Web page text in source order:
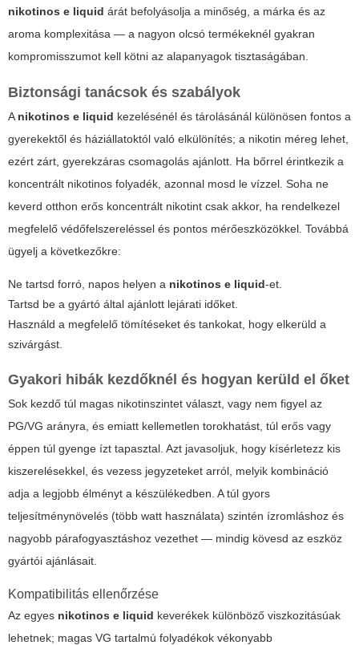
nikotinos e liquid árát befolyásolja a minőség, a márka és az
aroma komplexitása — a nagyon olcsó termékeknél gyakran
kompromisszumot kell kötni az alapanyagok tisztaságában.
Biztonsági tanácsok és szabályok
A nikotinos e liquid kezelésénél és tárolásánál különösen fontos a
gyerekektől és háziállatoktól való elkülönítés; a nikotin méreg lehet,
ezért zárt, gyerekzáras csomagolás ajánlott. Ha bőrrel érintkezik a
koncentrált nikotinos folyadék, azonnal mosd le vízzel. Soha ne
keverd otthon erős koncentrált nikotint csak akkor, ha rendelkezel
megfelelő védőfelszereléssel és pontos mérőeszközökkel. Továbbá
ügyelj a következőkre:
Ne tartsd forró, napos helyen a nikotinos e liquid-et.
Tartsd be a gyártó által ajánlott lejárati időket.
Használd a megfelelő tömítéseket és tankokat, hogy elkerüld a
szivárgást.
Gyakori hibák kezdőknél és hogyan kerüld el őket
Sok kezdő túl magas nikotinszintet választ, vagy nem figyel az
PG/VG arányra, és emiatt kellemetlen torokhatást, túl erős vagy
éppen túl gyenge ízt tapasztal. Azt javasoljuk, hogy kísérletezz kis
kiszerelésekkel, és vezess jegyzeteket arról, melyik kombináció
adja a legjobb élményt a készülékedben. A túl gyors
teljesítménynövelés (több watt használata) szintén ízromláshoz és
nagyobb párafogyasztáshoz vezethet — mindig kövesd az eszköz
gyártói ajánlásait.
Kompatibilitás ellenőrzése
Az egyes nikotinos e liquid keverékek különböző viszkozitásúak
lehetnek; magas VG tartalmú folyadékok vékonyabb